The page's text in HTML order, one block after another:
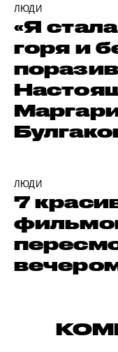
ЛЮДИ
«Я
горя и
ЛЮДИ
7